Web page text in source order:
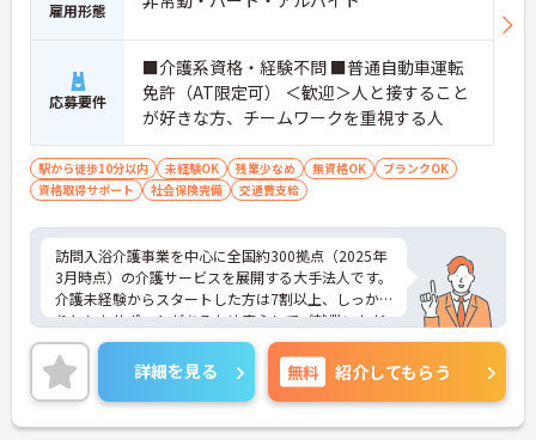
雇用形態
応募要件
■介護系資格・経験不問 ■普通自動車運転
免許（AT限定可） ＜歓迎＞人と接すること
が好きな方、チームワークを重視する人
駅から徒歩10分以内 未経験OK 残業少なめ 無資格OK
ブランクOK
資格取得サポート
社会保険完備 交通費支給
訪問入浴介護事業を中心に全国約300拠点（2025年
3月時点）の介護サービスを展開する大手法人です。
介護未経験からスタートした方は7割以上、しっか
りとしたサポートがあるため安心してご就業いただ
けます。お風呂に入れなくて困っている方に、手を
差し伸べてあげられるとてもやりがいのあるお仕事
です。ご興味ある方には、面接対策ポイントなど、
さらに詳細をお話しいたしますのでお気軽にご相談
ください！
詳細を見る 無料 紹介してもらう